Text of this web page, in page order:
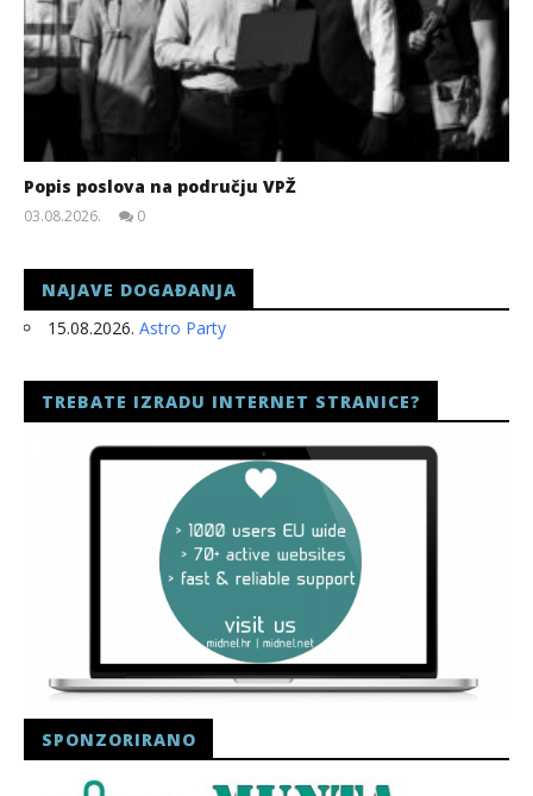
Popis poslova na području VPŽ
03.08.2026.
0
NAJAVE DOGAĐANJA
15.08.2026. Astro Party
TREBATE IZRADU INTERNET STRANICE?
SPONZORIRANO